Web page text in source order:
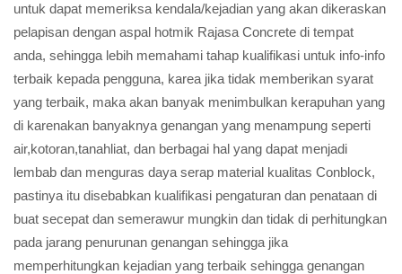
untuk dapat memeriksa kendala/kejadian yang akan dikeraskan
pelapisan dengan aspal hotmik Rajasa Concrete di tempat
anda, sehingga lebih memahami tahap kualifikasi untuk info-info
terbaik kepada pengguna, karea jika tidak memberikan syarat
yang terbaik, maka akan banyak menimbulkan kerapuhan yang
di karenakan banyaknya genangan yang menampung seperti
air,kotoran,tanahliat, dan berbagai hal yang dapat menjadi
lembab dan menguras daya serap material kualitas Conblock,
pastinya itu disebabkan kualifikasi pengaturan dan penataan di
buat secepat dan semerawur mungkin dan tidak di perhitungkan
pada jarang penurunan genangan sehingga jika
memperhitungkan kejadian yang terbaik sehingga genangan